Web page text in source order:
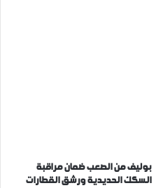
بوليف من الصعب ضمان مراقبة
السكك الحديدية ورشق القطارات